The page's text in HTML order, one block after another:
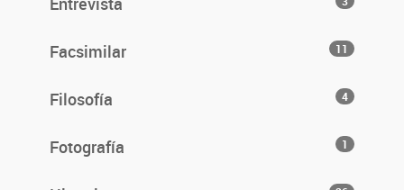
Facsimilar 11
Filosofía 4
Fotografía 1